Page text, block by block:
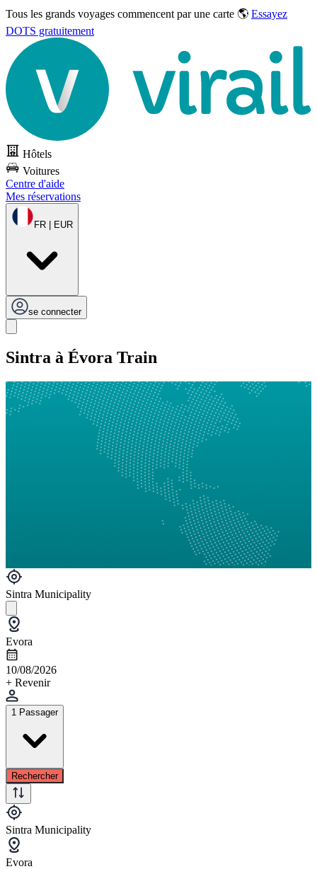
Tous les grands voyages commencent par une carte 🌎 Essayez
DOTS gratuitement
Hôtels
Voitures
Centre d'aide
Mes réservations
FR | EUR
se connecter
Sintra à Évora Train
Sintra Municipality
Evora
10/08/2026
+ Revenir
1 Passager
Rechercher
Sintra Municipality
Evora